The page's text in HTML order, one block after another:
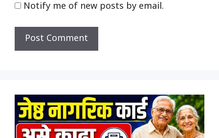
Notify me of new posts by email.